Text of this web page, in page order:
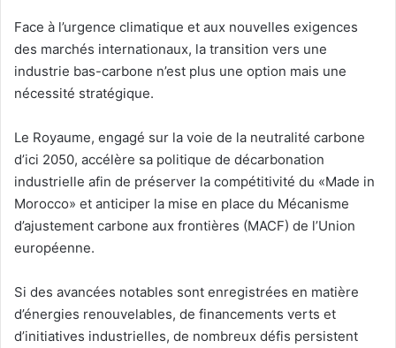
Face à l’urgence climatique et aux nouvelles exigences
des marchés internationaux, la transition vers une
industrie bas-carbone n’est plus une option mais une
nécessité stratégique.
Le Royaume, engagé sur la voie de la neutralité carbone
d’ici 2050, accélère sa politique de décarbonation
industrielle afin de préserver la compétitivité du «Made in
Morocco» et anticiper la mise en place du Mécanisme
d’ajustement carbone aux frontières (MACF) de l’Union
européenne.
Si des avancées notables sont enregistrées en matière
d’énergies renouvelables, de financements verts et
d’initiatives industrielles, de nombreux défis persistent